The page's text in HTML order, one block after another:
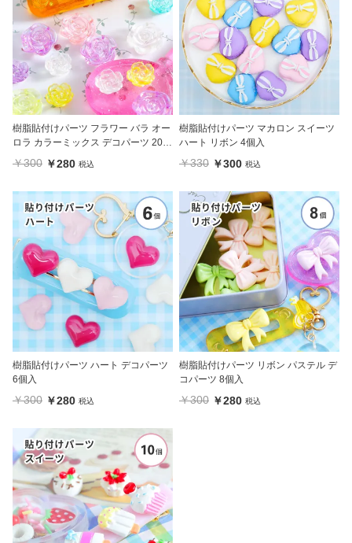
樹脂貼付けパーツ フラワー バラ オー
ロラ カラーミックス デコパーツ 20個
入
￥300 ￥280 税込
樹脂貼付けパーツ マカロン スイーツ
ハート リボン 4個入
￥330 ￥300 税込
樹脂貼付けパーツ ハート デコパーツ
6個入
￥300 ￥280 税込
樹脂貼付けパーツ リボン パステル デ
コパーツ 8個入
￥300 ￥280 税込